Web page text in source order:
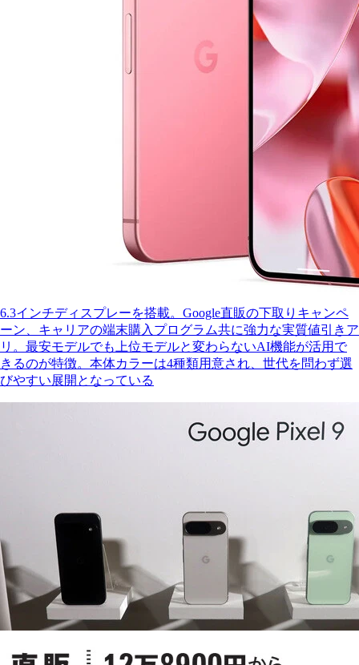
6.3インチディスプレーを搭載。Google直販の下取りキャンペ
ーン、キャリアの端末購入プログラム共に強力な実質値引きア
リ。最安モデルでも上位モデルと変わらないAI機能が活用で
きるのが特徴。本体カラーは4種類用意され、世代を問わず選
びやすい展開となっている